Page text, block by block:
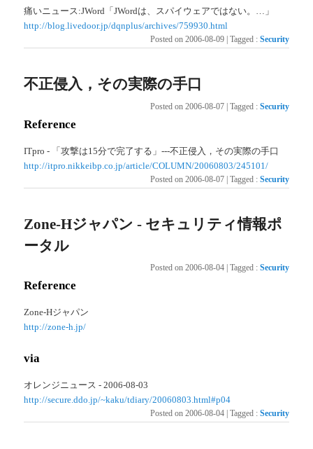
痛いニュース:JWord「JWordは、スパイウェアではない。…」
http://blog.livedoor.jp/dqnplus/archives/759930.html
Posted on 2006-08-09 Tagged : Security
不正侵入，その実際の手口
Posted on 2006-08-07 | Tagged : Security
Reference
ITpro - 「攻撃は15分で完了する」---不正侵入，その実際の手口
http://itpro.nikkeibp.co.jp/article/COLUMN/20060803/245101/
Posted on 2006-08-07 | Tagged : Security
Zone-Hジャパン - セキュリティ情報ポ
ータル
Posted on 2006-08-04 Tagged : Security
Reference
Zone-Hジャパン
http://zone-h.jp/
via
オレンジニュース - 2006-08-03
http://secure.ddo.jp/~kaku/tdiary/20060803.html#p04
Posted on 2006-08-04 | Tagged : Security